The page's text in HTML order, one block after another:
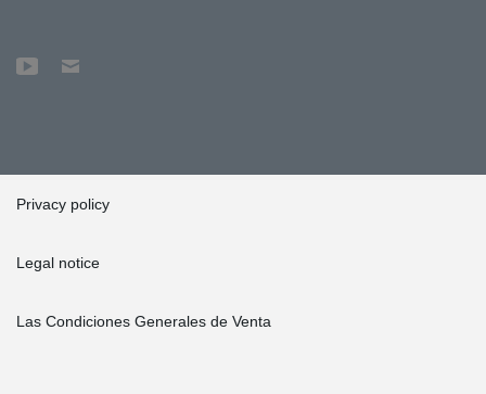
Privacy policy
Legal notice
Las Condiciones Generales de Venta